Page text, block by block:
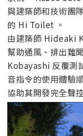
與建築師和技術團
的 Hi Toilet 。
由建築師 Hideaki
幫助通風、排出難
Kobayashi 反覆測
音指令的使用體驗
協助其開發完全聲